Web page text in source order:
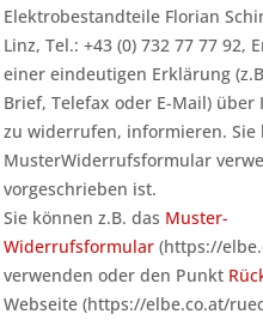
Elektrobestandteile Florian
Linz, Tel.: +43 (0) 732 77 77 92,
einer eindeutigen Erklärung
Brief, Telefax oder E-Mail)
zu widerrufen, informieren.
MusterWiderrufsformular
vorgeschrieben ist.
Sie können z.B. das Muster-
Widerrufsformular (https://
verwenden oder den Punkt
Webseite (https://elbe.co.at/